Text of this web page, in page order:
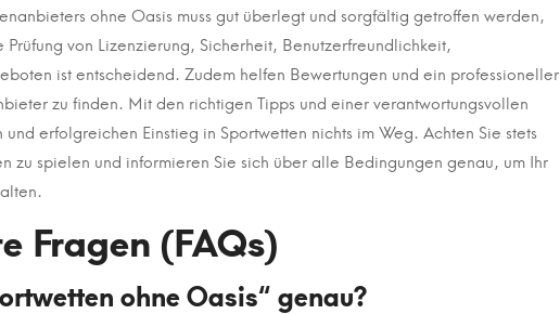
ohne Oasis muss gut überlegt und sorgfältig getroffen werden,
von Lizenzierung, Sicherheit, Benutzerfreundlichkeit,
ist entscheidend. Zudem helfen Bewertungen und ein professioneller
zu finden. Mit den richtigen Tipps und einer verantwortungsvollen
erfolgreichen Einstieg in Sportwetten nichts im Weg. Achten Sie stets
zu spielen und informieren Sie sich über alle Bedingungen genau, um Ihr
Fragen (FAQs)
ohne Oasis“ genau?